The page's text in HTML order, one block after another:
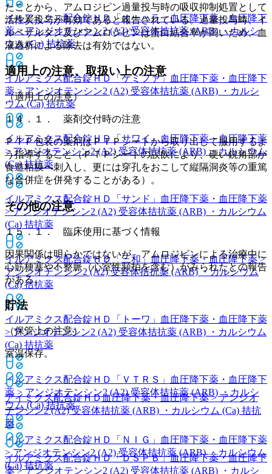
イルアミクス配合錠ＨＤ「オーハラ」血圧降下薬・血圧降下
薬 > アンジオテンシン2 (A2) 受容体拮抗薬 (ARB) ・カルシ
ウム (Ca) 拮抗薬
イルアミクス配合錠ＨＤ「ケミファ」 血圧降下薬・血圧降下
薬 > アンジオテンシン2 (A2) 受容体拮抗薬 (ARB) ・カルシ
ウム (Ca) 拮抗薬
イルアミクス配合錠ＨＤ「サワイ」血圧降下薬・血圧降下薬
> アンジオテンシン2 (A2) 受容体拮抗薬 (ARB) ・カルシウム
(Ca) 拮抗薬
イルアミクス配合錠ＨＤ「サンド」
血圧降下薬・血圧降下薬
> アンジオテンシン2 (A2) 受容体拮抗薬 (ARB) ・カルシウム
(Ca) 拮抗薬
イルアミクス配合錠ＨＤ「三和」 血圧降下薬・血圧降下薬 >
アンジオテンシン2 (A2) 受容体拮抗薬 (ARB) ・カルシウム
(Ca) 拮抗薬
イルアミクス配合錠ＨＤ「トーワ」
血圧降下薬・血圧降下薬
> アンジオテンシン2 (A2) 受容体拮抗薬 (ARB) ・カルシウム
(Ca) 拮抗薬
イルアミクス配合錠ＨＤ「ＶＴＲＳ」
血圧降下薬・血圧降下
薬 > アンジオテンシン2 (A2) 受容体拮抗薬 (ARB) ・カルシ
ウム (Ca) 拮抗薬
イルアミクス配合錠ＨＤ「ＮＩＧ」
血圧降下薬・血圧降下薬
> アンジオテンシン2 (A2) 受容体拮抗薬 (ARB) ・カルシウム
(Ca) 拮抗薬
たことから、アムロジピン過量投与時の吸収抑制処置として
活性炭投与が有効であると報告されている。過量投与時、イ
ルベサルタン及びアムロジピンは蛋白結合率が高いため、血
液透析による除去は有効ではない。
適用上の注意、取扱い上の注意
（適用上の注意）
１４．１． 薬剤交付時の注意
ＰＴＰ包装の薬剤はＰＴＰシートから取り出して服用するよ
う指導すること（ＰＴＰシートの誤飲により、硬い鋭角部が
食道粘膜へ刺入し、更には穿孔をおこして縦隔洞炎等の重篤
な合併症を併発することがある）。
その他の注意
１５．１． 臨床使用に基づく情報
因果関係は明らかではないが、アムロジピンによる治療中に
心筋梗塞や不整脈（心室性頻拍を含む）がみられたとの報告
がある。
貯法
（保管上の注意）
室温保存。
アイミクス配合錠ＨＤ血圧降下薬・血圧降下薬 > アンジオ
テンシン2 (A2) 受容体拮抗薬 (ARB) ・カルシウム (Ca) 拮抗
薬
イルアミクス配合錠ＨＤ「ＤＳＰＢ」血圧降下薬・血圧降下
薬 > アンジオテンシン2 (A2) 受容体拮抗薬 (ARB) ・カルシ